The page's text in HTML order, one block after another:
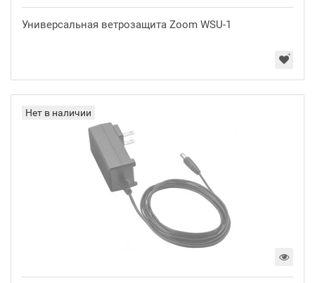
Универсальная ветрозащита Zoom WSU-1
Нет в наличии